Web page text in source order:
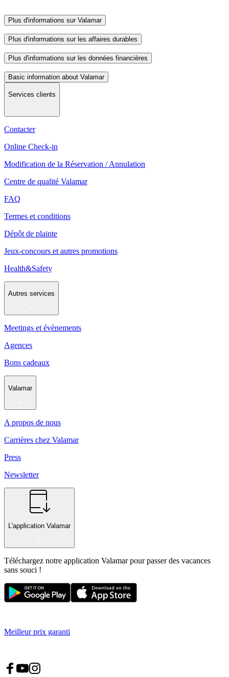
Plus d'informations sur Valamar
Plus d'informations sur les affaires durables
Plus d'informations sur les données financières
Basic information about Valamar
Services clients
Contacter
Online Check-in
Modification de la Réservation / Annulation
Centre de qualité Valamar
FAQ
Termes et conditions
Dépôt de plainte
Jeux-concours et autres promotions
Health&Safety
Autres services
Meetings et évènements
Agences
Bons cadeaux
Valamar
A propos de nous
Carrières chez Valamar
Press
Newsletter
L'application Valamar
Téléchargez notre application Valamar pour passer des vacances
sans souci !
Meilleur prix garanti